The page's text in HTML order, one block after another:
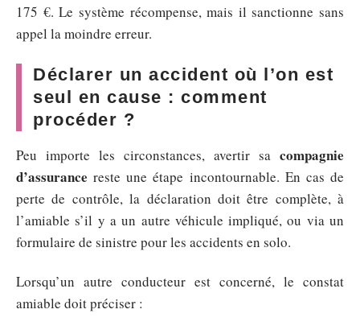
175 €. Le système récompense, mais il sanctionne sans
appel la moindre erreur.
Déclarer un accident où l’on est
seul en cause : comment
procéder ?
Peu importe les circonstances, avertir sa compagnie
d’assurance reste une étape incontournable. En cas de
perte de contrôle, la déclaration doit être complète, à
l’amiable s’il y a un autre véhicule impliqué, ou via un
formulaire de sinistre pour les accidents en solo.
Lorsqu’un autre conducteur est concerné, le constat
amiable doit préciser :